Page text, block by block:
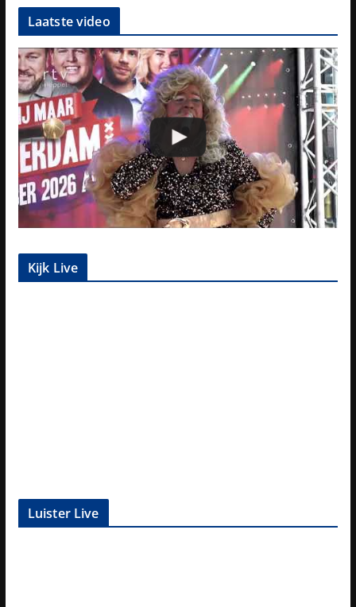
Laatste video
Kijk Live
Luister Live